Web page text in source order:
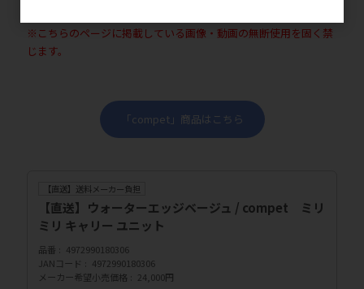
※こちらのページに掲載している画像・動画の無断使用を固く禁
じます。
「compet」商品はこちら
【直送】送料メーカー負担
【直送】ウォーターエッジベージュ / compet ミリ
ミリ キャリー ユニット
品番
4972990180306
JANコード
4972990180306
メーカー希望小売価格
24,000円